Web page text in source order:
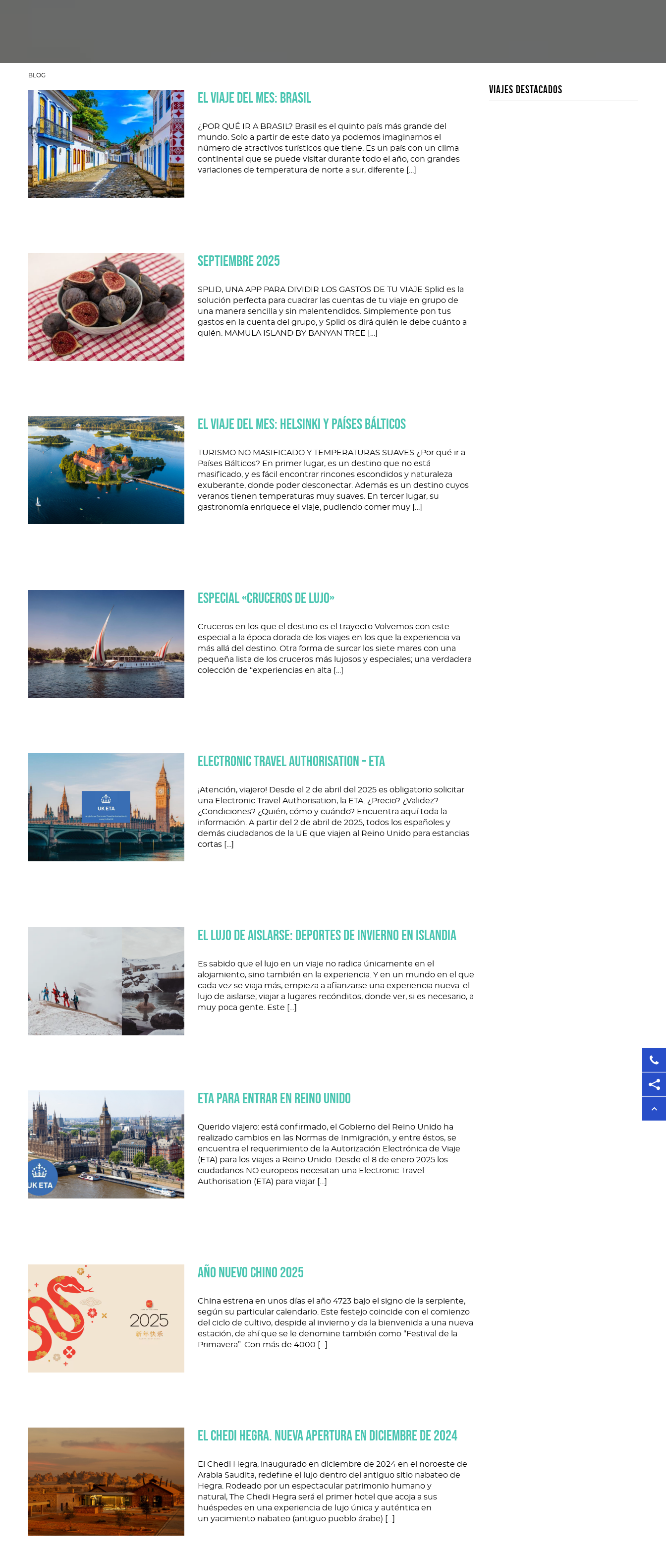
BLOG
EL VIAJE DEL MES: BRASIL
¿POR QUÉ IR A BRASIL? Brasil es el quinto país más grande del
mundo. Solo a partir de este dato ya podemos imaginarnos el
número de atractivos turísticos que tiene. Es un país con un clima
continental que se puede visitar durante todo el año, con grandes
variaciones de temperatura de norte a sur, diferente […]
SEPTIEMBRE 2025
SPLID, UNA APP PARA DIVIDIR LOS GASTOS DE TU VIAJE Splid es la
solución perfecta para cuadrar las cuentas de tu viaje en grupo de
una manera sencilla y sin malentendidos. Simplemente pon tus
gastos en la cuenta del grupo, y Splid os dirá quién le debe cuánto a
quién. MAMULA ISLAND BY BANYAN TREE […]
EL VIAJE DEL MES: HELSINKI Y PAÍSES BÁLTICOS
TURISMO NO MASIFICADO Y TEMPERATURAS SUAVES ¿Por qué ir a
Países Bálticos? En primer lugar, es un destino que no está
masificado, y es fácil encontrar rincones escondidos y naturaleza
exuberante, donde poder desconectar. Además es un destino cuyos
veranos tienen temperaturas muy suaves. En tercer lugar, su
gastronomía enriquece el viaje, pudiendo comer muy […]
ESPECIAL «CRUCEROS DE LUJO»
Cruceros en los que el destino es el trayecto Volvemos con este
especial a la época dorada de los viajes en los que la experiencia va
más allá del destino. Otra forma de surcar los siete mares con una
pequeña lista de los cruceros más lujosos y especiales; una verdadera
colección de “experiencias en alta […]
ELECTRONIC TRAVEL AUTHORISATION – ETA
¡Atención, viajero! Desde el 2 de abril del 2025 es obligatorio solicitar
una Electronic Travel Authorisation, la ETA. ¿Precio? ¿Validez?
¿Condiciones? ¿Quién, cómo y cuándo? Encuentra aquí toda la
información. A partir del 2 de abril de 2025, todos los españoles y
demás ciudadanos de la UE que viajen al Reino Unido para estancias
cortas […]
EL LUJO DE AISLARSE: DEPORTES DE INVIERNO EN ISLANDIA
Es sabido que el lujo en un viaje no radica únicamente en el
alojamiento, sino también en la experiencia. Y en un mundo en el que
cada vez se viaja más, empieza a afianzarse una experiencia nueva: el
lujo de aislarse; viajar a lugares recónditos, donde ver, si es necesario, a
muy poca gente. Este […]
ETA PARA ENTRAR EN REINO UNIDO
Querido viajero: está confirmado, el Gobierno del Reino Unido ha
realizado cambios en las Normas de Inmigración, y entre éstos, se
encuentra el requerimiento de la Autorización Electrónica de Viaje
(ETA) para los viajes a Reino Unido. Desde el 8 de enero 2025 los
ciudadanos NO europeos necesitan una Electronic Travel
Authorisation (ETA) para viajar […]
AÑO NUEVO CHINO 2025
China estrena en unos días el año 4723 bajo el signo de la serpiente,
según su particular calendario. Este festejo coincide con el comienzo
del ciclo de cultivo, despide al invierno y da la bienvenida a una nueva
estación, de ahí que se le denomine también como “Festival de la
Primavera”. Con más de 4000 […]
EL CHEDI HEGRA. NUEVA APERTURA EN DICIEMBRE DE 2024
El Chedi Hegra, inaugurado en diciembre de 2024 en el noroeste de
Arabia Saudita, redefine el lujo dentro del antiguo sitio nabateo de
Hegra. Rodeado por un espectacular patrimonio humano y
natural, The Chedi Hegra será el primer hotel que acoja a sus
huéspedes en una experiencia de lujo única y auténtica en
un yacimiento nabateo (antiguo pueblo árabe) […]
VIAJES DESTACADOS